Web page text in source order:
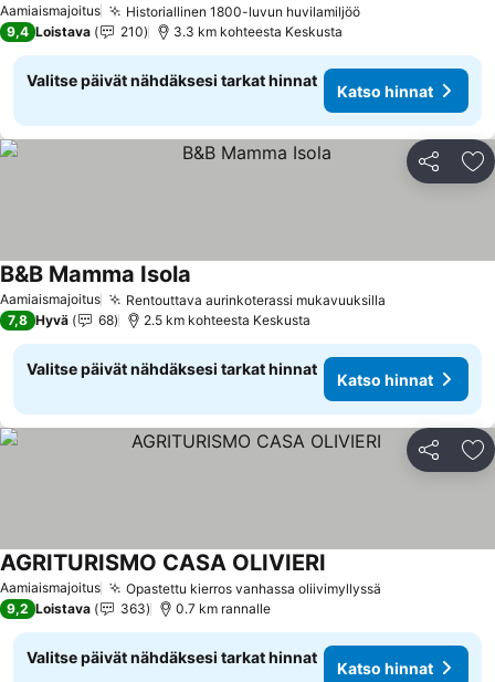
Aamiaismajoitus Historiallinen 1800-luvun huvilamiljööKatso hinnat
9,4 Loistava 210 3.3 km kohteesta Keskusta
Valitse päivät nähdäksesi tarkat hinnat
Katso hinnat
Jaa
Aamiaismajoitus Rentouttava aurinkoterassi mukavuuksilla
B&B Mamma Isola
7,8 Hyvä 68 2.5 km kohteesta Keskusta
Valitse päivät nähdäksesi tarkat hinnat
Katso hinnat
Jaa
Aamiaismajoitus Opastettu kierros vanhassa oliivimyllyssä
AGRITURISMO CASA OLIVIERI
9,2 Loistava 363 0.7 km rannalle
Valitse päivät nähdäksesi tarkat hinnat
Katso hinnat